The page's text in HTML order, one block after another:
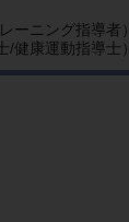
ーニング指導者）
/健康運動指導士）